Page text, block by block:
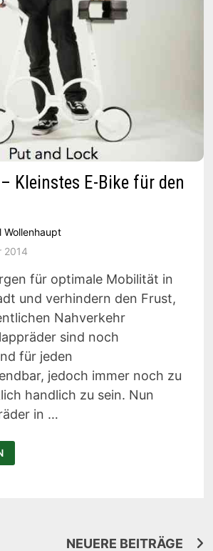
Kleinstes E-Bike für den
Wollenhaupt
2014
für optimale Mobilität in
und verhindern den Frust,
Nahverkehr
sind noch
für jeden
jedoch immer noch zu
handlich zu sein. Nun
in …
NEUERE BEITRÄGE